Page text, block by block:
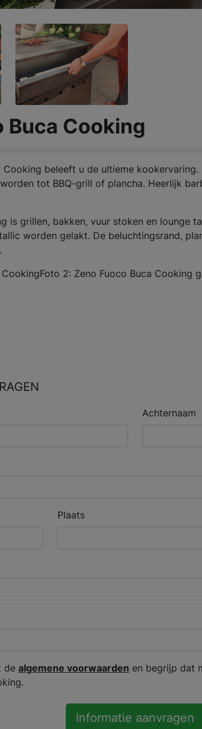
Buca Cooking
Cooking beleeft u de ultieme
tot BBQ-grill of plancha. Heerlijk
is grillen, bakken, vuur stoken en lounge
worden gelakt. De beluchtingsrand,
CookingFoto 2: Zeno Fuoco Buca Cooking
Achternaam
Plaats
de algemene voorwaarden en begrijp dat
Informatie aanvragen